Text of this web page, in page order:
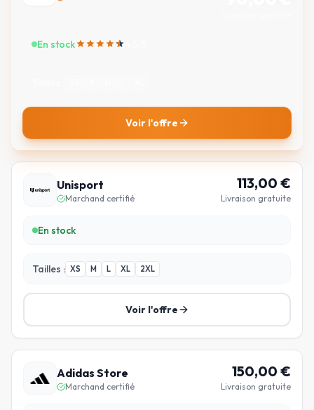
En stock
Voir l'offre
Unisport
Marchand certifié
113,00 €
Livraison gratuite
En stock
Tailles : XS M L XL 2XL
Voir l'offre
Adidas Store
Marchand certifié
150,00 €
Livraison gratuite